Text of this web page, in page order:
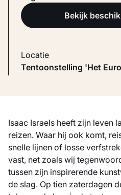
Bekijk
Locatie
Tentoonstelling 'Het
Isaac Israels heeft zijn leven
reizen. Waar hij ook komt,
snelle lijnen of losse
vast, net zoals wij
tussen zijn inspirerende
de slag. Op tien zaterdagen